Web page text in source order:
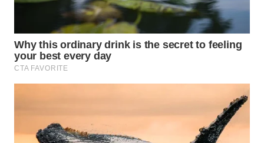
WAHANA
KONSUMEN
WAHANA
LISTRIK
WAHANA